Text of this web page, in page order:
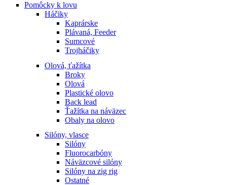
Pomôcky k lovu
Háčiky
Kaprárske
Plávaná, Feeder
Sumcové
Trojháčiky
Olová, ťažítka
Broky
Olová
Plastické olovo
Back lead
Ťažítka na náväzec
Obaly na olovo
Silóny, vlasce
Silóny
Fluorocarbóny
Náväzcové silóny
Silóny na zig rig
Ostatné